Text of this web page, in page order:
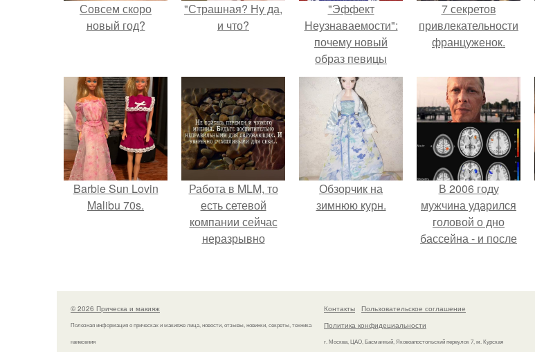
Совсем скоро
новый год?
"Страшная? Ну да,
и что?
"Эффект
Неузнаваемости":
почему новый
образ певицы
вызвал споры о
гранях
возможного?
7 секретов
привлекательности
француженок.
Barbie Sun Lovin
Malibu 70s.
Работа в MLM, то
есть сетевой
компании сейчас
неразрывно
своей страницы в
Обзорчик на
зимнюю курн.
В 2006 году
мужчина ударился
головой о дно
бассейна - и после
странным образом.
© 2026 Прическа и макияж
Полезная информация о прическах и макияже лица, новости, отзывы, новинки, секреты, техника
нанесения
Контакты
Пользовательское соглашение
Политика конфидециальности
г. Москва, ЦАО, Басманный, Яковоапостольский переулок 7, м. Курская